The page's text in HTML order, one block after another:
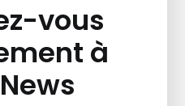
vous
à